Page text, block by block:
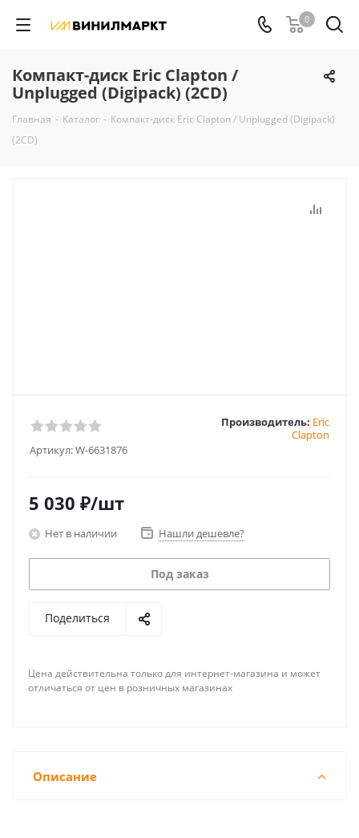
0
Компакт-диск Eric Clapton /
Unplugged (Digipack) (2CD)
Главная - Каталог - Компакт-диск Eric Clapton / Unplugged (Digipack)
(2CD)
Артикул:W-6631876
Производитель: Eric
Clapton
5 030 ₽/шт
Нет в наличии Нашли дешевле?
Под заказ
Поделиться
Цена действительна только для интернет-магазина и может
отличаться от цен в розничных магазинах
Описание